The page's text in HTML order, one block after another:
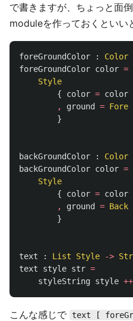
で書きますが、ちょっと面
moduleを作っておくといい
foreGroundColor : Color
foreGroundColor color =
Style
{
color = color
,
ground = Fore
}
backGroundColor : Color
backGroundColor color =
Style
{
color = color
,
ground = Back
}
text : List Style ->
text
style str =
styleString style ++
こんな感じで text [